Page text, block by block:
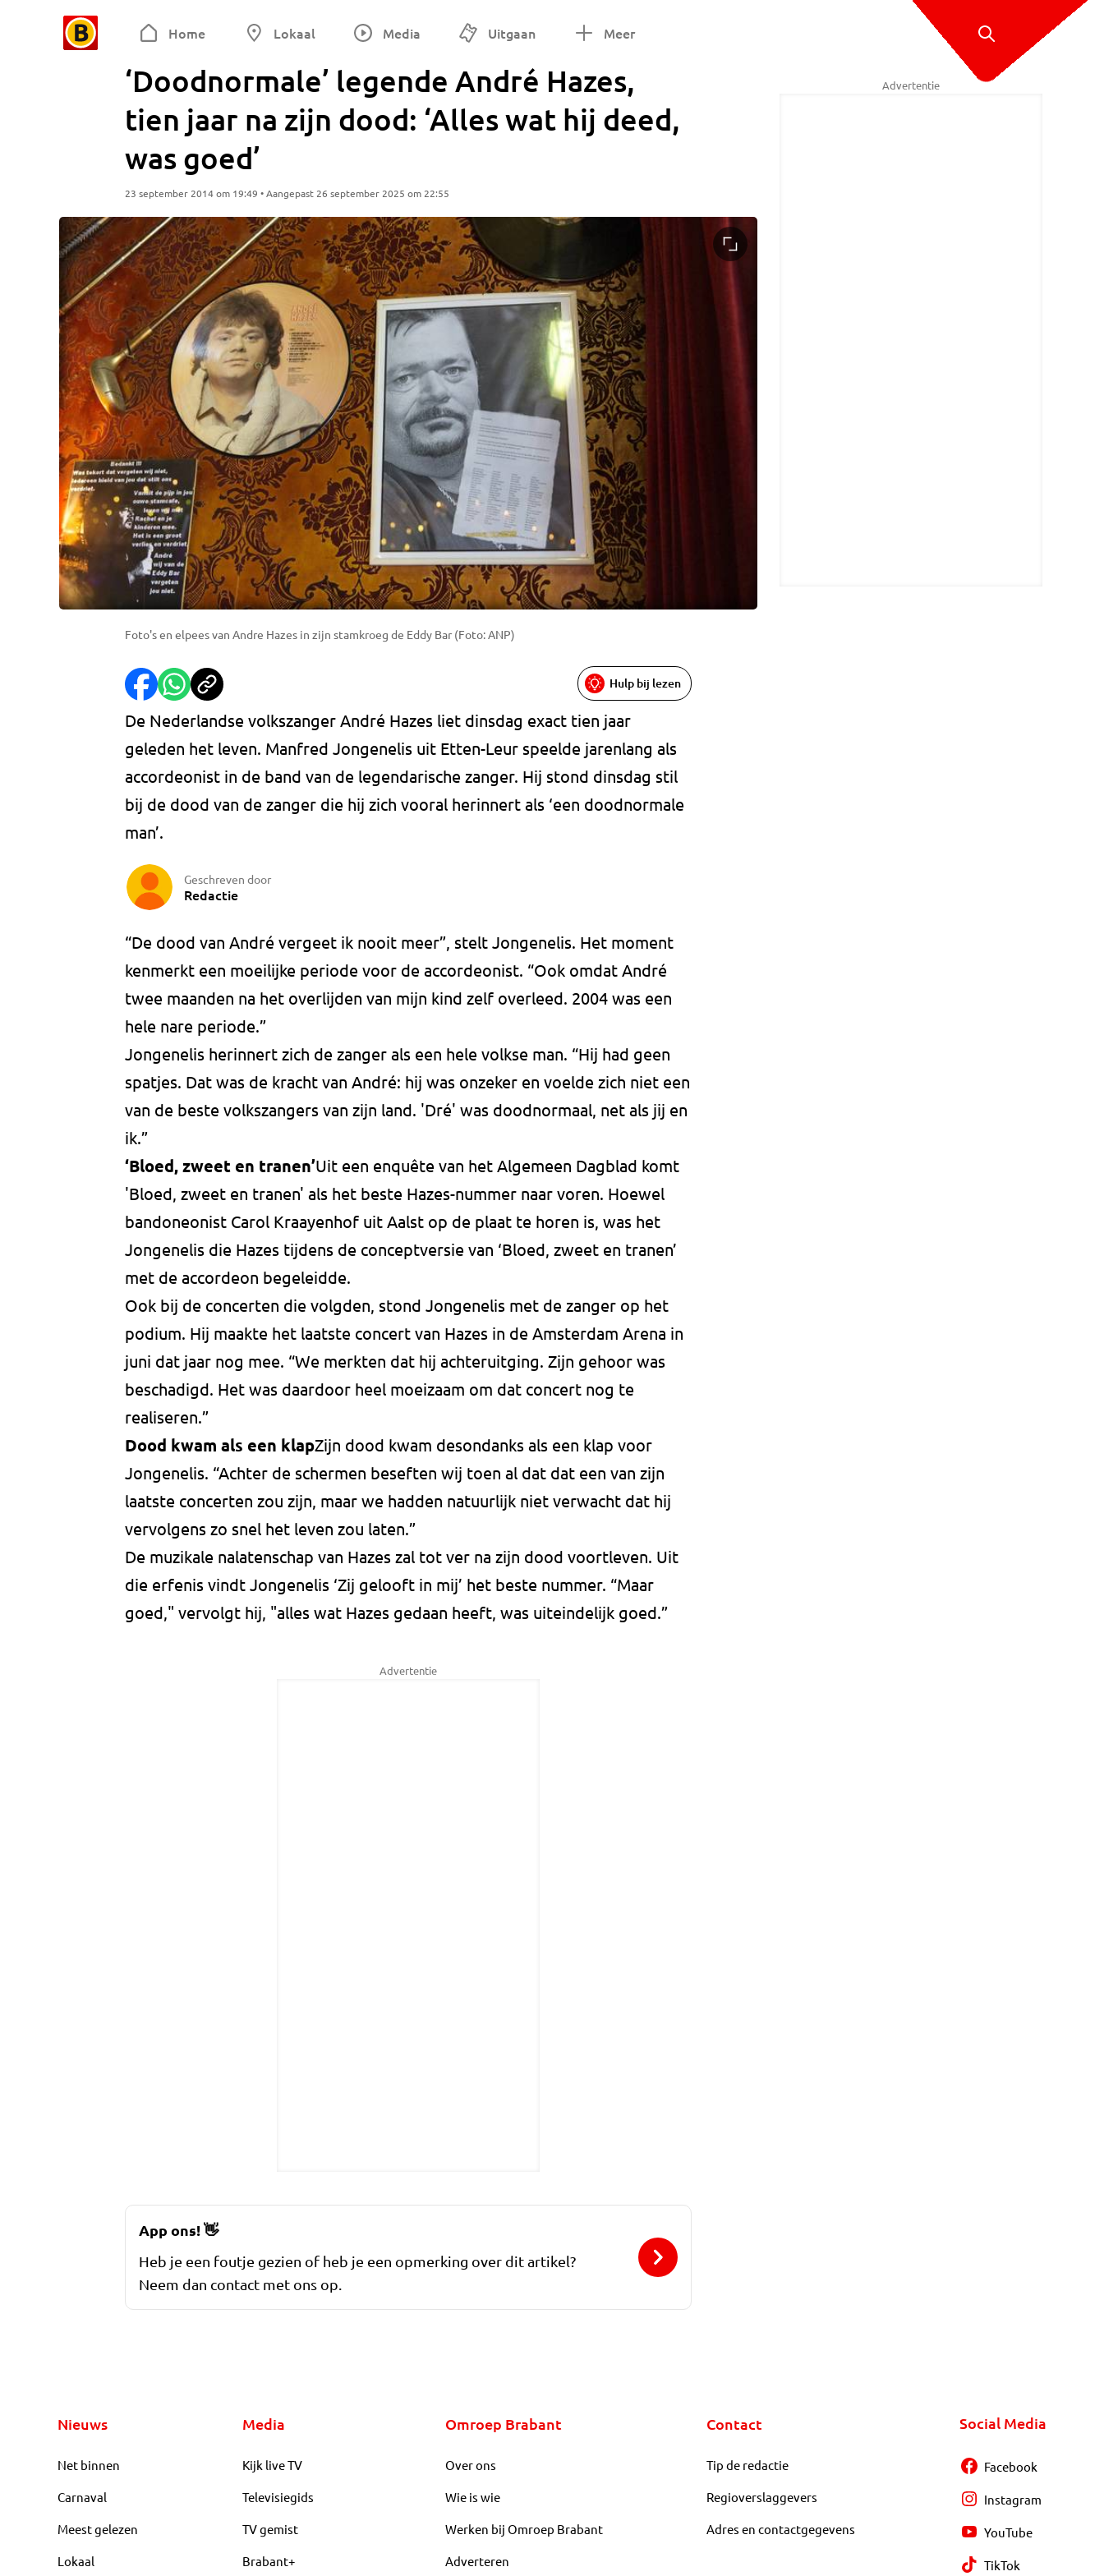
Home Lokaal Media Uitgaan Meer
‘Doodnormale’ legende André Hazes,
tien jaar na zijn dood: ‘Alles wat hij deed,
was goed’
23 september 2014 om 19:49 • Aangepast 26 september 2025 om 22:55
Foto's en elpees van Andre Hazes in zijn stamkroeg de Eddy Bar (Foto: ANP)
Hulp bij lezen
De Nederlandse volkszanger André Hazes liet dinsdag exact tien jaar
geleden het leven. Manfred Jongenelis uit Etten-Leur speelde jarenlang als
accordeonist in de band van de legendarische zanger. Hij stond dinsdag stil
bij de dood van de zanger die hij zich vooral herinnert als ‘een doodnormale
man’.
Geschreven door
Redactie
“De dood van André vergeet ik nooit meer”, stelt Jongenelis. Het moment
kenmerkt een moeilijke periode voor de accordeonist. “Ook omdat André
twee maanden na het overlijden van mijn kind zelf overleed. 2004 was een
hele nare periode.”
Jongenelis herinnert zich de zanger als een hele volkse man. “Hij had geen
spatjes. Dat was de kracht van André: hij was onzeker en voelde zich niet een
van de beste volkszangers van zijn land. 'Dré' was doodnormaal, net als jij en
ik.”
‘Bloed, zweet en tranen’Uit een enquête van het Algemeen Dagblad komt
'Bloed, zweet en tranen' als het beste Hazes-nummer naar voren. Hoewel
bandoneonist Carol Kraayenhof uit Aalst op de plaat te horen is, was het
Jongenelis die Hazes tijdens de conceptversie van ‘Bloed, zweet en tranen’
met de accordeon begeleidde.
Ook bij de concerten die volgden, stond Jongenelis met de zanger op het
podium. Hij maakte het laatste concert van Hazes in de Amsterdam Arena in
juni dat jaar nog mee. “We merkten dat hij achteruitging. Zijn gehoor was
beschadigd. Het was daardoor heel moeizaam om dat concert nog te
realiseren.”
Dood kwam als een klapZijn dood kwam desondanks als een klap voor
Jongenelis. “Achter de schermen beseften wij toen al dat dat een van zijn
laatste concerten zou zijn, maar we hadden natuurlijk niet verwacht dat hij
vervolgens zo snel het leven zou laten.”
De muzikale nalatenschap van Hazes zal tot ver na zijn dood voortleven. Uit
die erfenis vindt Jongenelis ‘Zij gelooft in mij’ het beste nummer. “Maar
goed," vervolgt hij, "alles wat Hazes gedaan heeft, was uiteindelijk goed.”
Advertentie
Advertentie
App ons!👋
Heb je een foutje gezien of heb je een opmerking over dit artikel?
Neem dan contact met ons op.
Nieuws
Net binnen
Carnaval
Meest gelezen
Lokaal
Media
Kijk live TV
Televisiegids
TV gemist
Brabant+
Omroep Brabant
Over ons
Wie is wie
Werken bij Omroep Brabant
Adverteren
Contact
Tip de redactie
Regioverslaggevers
Adres en contactgegevens
Social Media
Facebook
Instagram
YouTube
TikTok